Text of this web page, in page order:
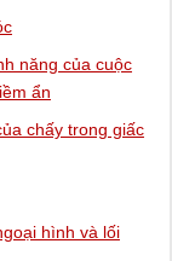
năng của cuộc
ẩn
chấy trong giấc
hình và lối